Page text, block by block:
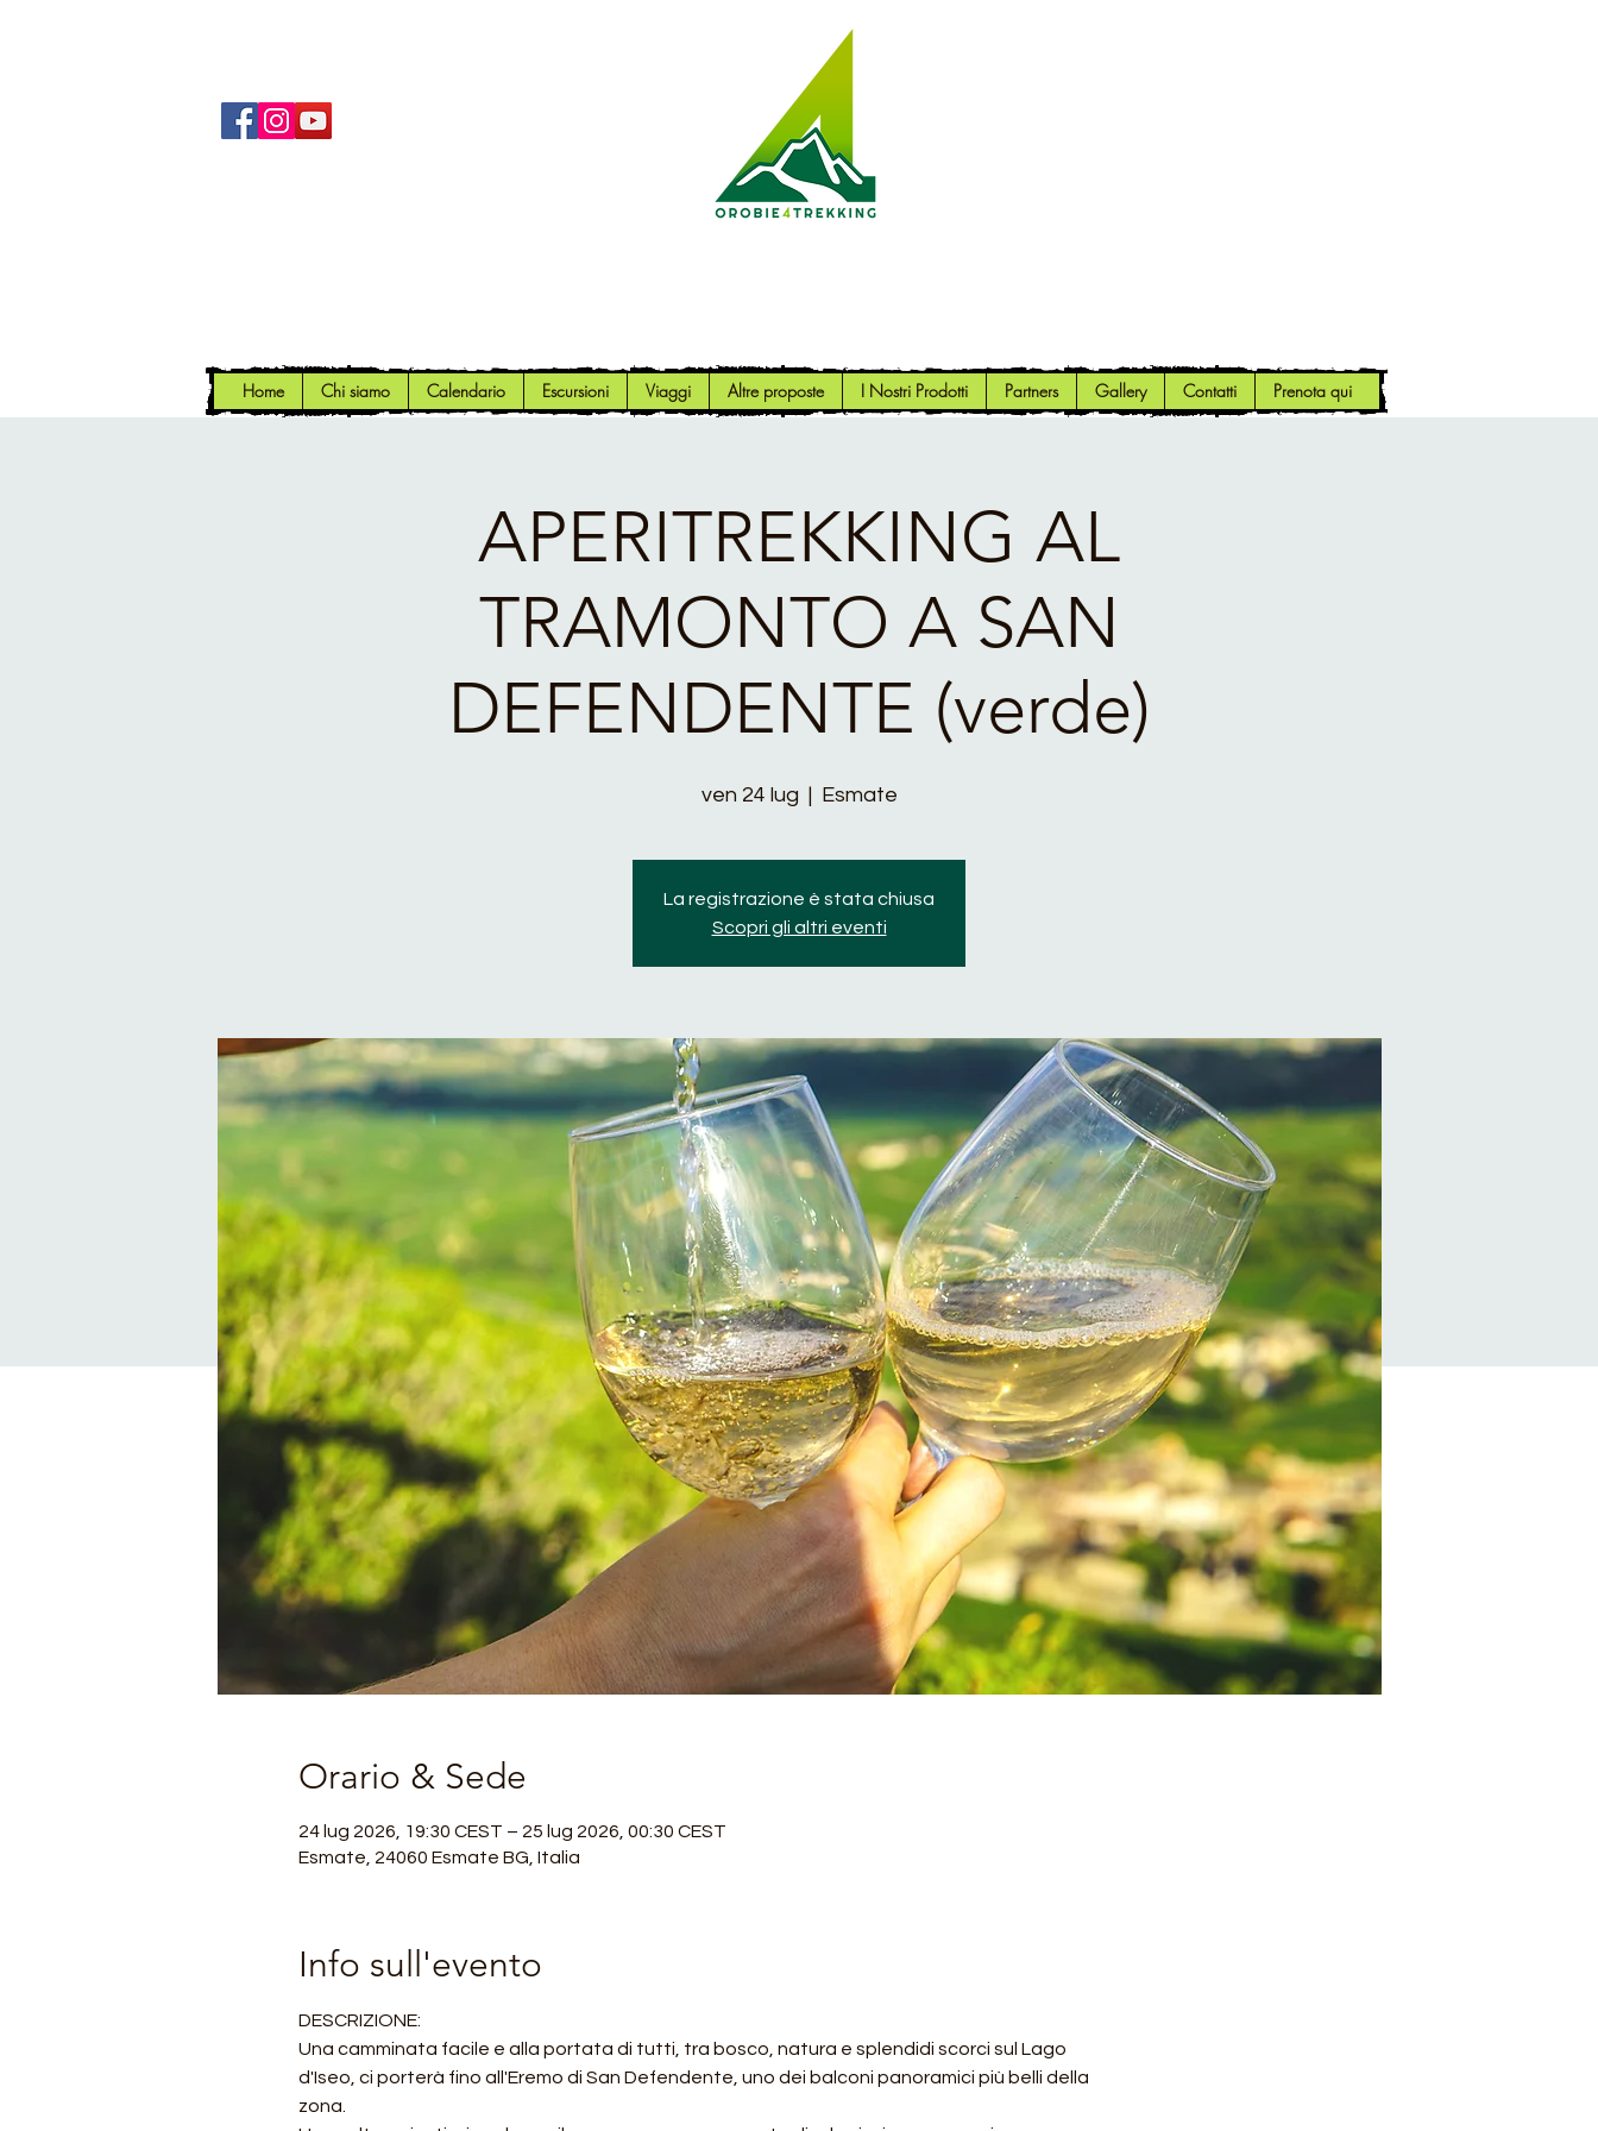
Home Chi siamo Calendario Escursioni Viaggi Altre proposte I Nostri Prodotti Partners Gallery Contatti Prenota qui
APERITREKKING AL
TRAMONTO A SAN
DEFENDENTE (verde)
ven 24 lug
  |
Esmate
La registrazione è stata chiusa
Scopri gli altri eventi
Orario & Sede
24 lug 2026, 19:30 CEST – 25 lug 2026, 00:30 CEST
Esmate, 24060 Esmate BG, Italia
Info sull'evento
DESCRIZIONE:
Una camminata facile e alla portata di tutti, tra bosco, natura e splendidi scorci sul Lago
d'Iseo, ci porterà fino all'Eremo di San Defendente, uno dei balconi panoramici più belli della
zona.